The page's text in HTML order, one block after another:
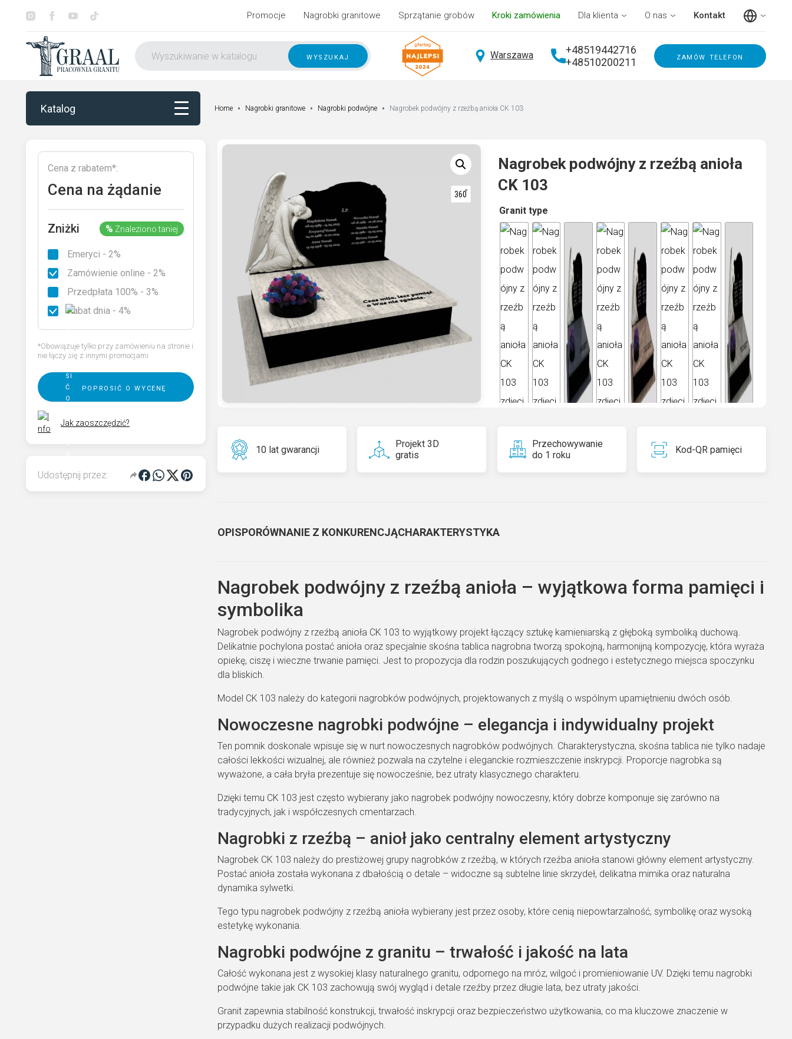
Promocje Nagrobki granitowe Sprzątanie grobów Kroki zamówienia Dla klienta O nas Kontakt
wyszukaj Warszawa
+48519442716
+48510200211
zamów telefon
Katalog
Katalog
Otoczenie nagrobka
Rodzaje granitu
Wybierz nagrobek
Home Nagrobki granitowe Nagrobki podwójne Nagrobek podwójny z rzeźbą anioła CK 103
Cena z rabatem*:
Cena na żądanie
Zniżki % Znaleziono taniej
Emeryci - 2%
Zamówienie online - 2%
Przedpłata 100% - 3%
Rabat dnia - 4%
*Obowiązuje tylko przy zamówieniu na stronie i
nie łączy się z innymi promocjami
poprosić o wycenę
Jak zaoszczędzić?
Udostępnij przez:
Nagrobek podwójny z rzeźbą anioła
CK 103
Granit type
A
lt
r
n
ti
v
e
10 lat gwarancji
Projekt 3D
gratis
Przechowywanie
do 1 roku
Kod-QR pamięci
OPISPORÓWNANIE Z KONKURENCJĄCHARAKTERYSTYKA
Nagrobek podwójny z rzeźbą anioła – wyjątkowa forma pamięci i
symbolika
Nagrobek podwójny z rzeźbą anioła CK 103 to wyjątkowy projekt łączący sztukę kamieniarską z głęboką symboliką duchową.
Delikatnie pochylona postać anioła oraz specjalnie skośna tablica nagrobna tworzą spokojną, harmonijną kompozycję, która wyraża
opiekę, ciszę i wieczne trwanie pamięci. Jest to propozycja dla rodzin poszukujących godnego i estetycznego miejsca spoczynku
dla bliskich.
Model CK 103 należy do kategorii nagrobków podwójnych, projektowanych z myślą o wspólnym upamiętnieniu dwóch osób.
Nowoczesne nagrobki podwójne – elegancja i indywidualny projekt
Ten pomnik doskonale wpisuje się w nurt nowoczesnych nagrobków podwójnych. Charakterystyczna, skośna tablica nie tylko nadaje
całości lekkości wizualnej, ale również pozwala na czytelne i eleganckie rozmieszczenie inskrypcji. Proporcje nagrobka są
wyważone, a cała bryła prezentuje się nowocześnie, bez utraty klasycznego charakteru.
Dzięki temu CK 103 jest często wybierany jako nagrobek podwójny nowoczesny, który dobrze komponuje się zarówno na
tradycyjnych, jak i współczesnych cmentarzach.
Nagrobki z rzeźbą – anioł jako centralny element artystyczny
Nagrobek CK 103 należy do prestiżowej grupy nagrobków z rzeźbą, w których rzeźba anioła stanowi główny element artystyczny.
Postać anioła została wykonana z dbałością o detale – widoczne są subtelne linie skrzydeł, delikatna mimika oraz naturalna
dynamika sylwetki.
Tego typu nagrobek podwójny z rzeźbą anioła wybierany jest przez osoby, które cenią niepowtarzalność, symbolikę oraz wysoką
estetykę wykonania.
Nagrobki podwójne z granitu – trwałość i jakość na lata
Całość wykonana jest z wysokiej klasy naturalnego granitu, odpornego na mróz, wilgoć i promieniowanie UV. Dzięki temu nagrobki
podwójne takie jak CK 103 zachowują swój wygląd i detale rzeźby przez długie lata, bez utraty jakości.
Granit zapewnia stabilność konstrukcji, trwałość inskrypcji oraz bezpieczeństwo użytkowania, co ma kluczowe znaczenie w
przypadku dużych realizacji podwójnych.